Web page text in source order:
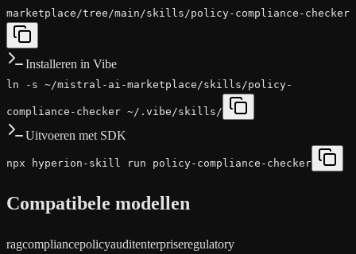
marketplace/tree/main/skills/policy-compliance-checker
Installeren in Vibe
ln -s ~/mistral-ai-marketplace/skills/policy-
compliance-checker ~/.vibe/skills/
Uitvoeren met SDK
npx hyperion-skill run policy-compliance-checker
Compatibele modellen
ragcompliancepolicyauditenterpriseregulatory